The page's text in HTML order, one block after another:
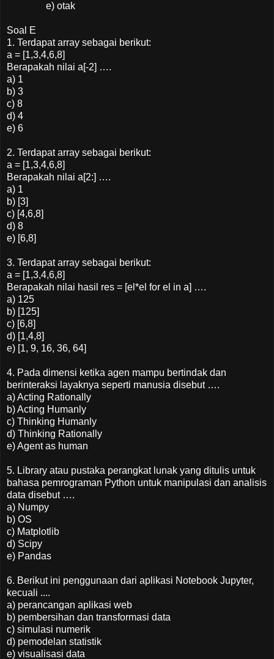
e) otak
Soal E
1. Terdapat array sebagai berikut:
a = [1,3,4,6,8]
Berapakah nilai a[-2] ….
a) 1
b) 3
c) 8
d) 4
e) 6
2. Terdapat array sebagai berikut:
a = [1,3,4,6,8]
Berapakah nilai a[2:] ….
a) 1
b) [3]
c) [4,6,8]
d) 8
e) [6,8]
3. Terdapat array sebagai berikut:
a = [1,3,4,6,8]
Berapakah nilai hasil res = [el*el for el in a] ….
a) 125
b) [125]
c) [6,8]
d) [1,4,8]
e) [1, 9, 16, 36, 64]
4. Pada dimensi ketika agen mampu bertindak dan
berinteraksi layaknya seperti manusia disebut ….
a) Acting Rationally
b) Acting Humanly
c) Thinking Humanly
d) Thinking Rationally
e) Agent as human
5. Library atau pustaka perangkat lunak yang ditulis untuk
bahasa pemrograman Python untuk manipulasi dan analisis
data disebut ….
a) Numpy
b) OS
c) Matplotlib
d) Scipy
e) Pandas
6. Berikut ini penggunaan dari aplikasi Notebook Jupyter,
kecuali ....
a) perancangan aplikasi web
b) pembersihan dan transformasi data
c) simulasi numerik
d) pemodelan statistik
e) visualisasi data